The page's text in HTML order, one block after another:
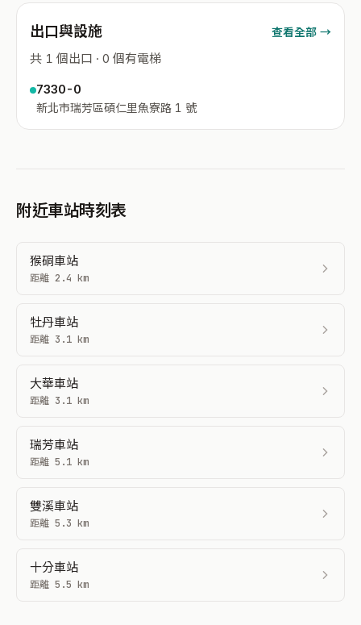
出口與設施 查看全部 →
共 1 個出口 · 0 個有電梯
7330-0
新北市瑞芳區碩仁里魚寮路 1 號
附近車站時刻表
猴硐車站
距離 2.4 km
牡丹車站
距離 3.1 km
大華車站
距離 3.1 km
瑞芳車站
距離 5.1 km
雙溪車站
距離 5.3 km
十分車站
距離 5.5 km